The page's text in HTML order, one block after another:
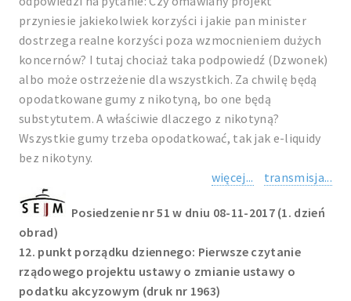
przyniesie jakiekolwiek korzyści i jakie pan minister
dostrzega realne korzyści poza wzmocnieniem dużych
koncernów? I tutaj chociaż taka podpowiedź (Dzwonek)
albo może ostrzeżenie dla wszystkich. Za chwilę będą
opodatkowane gumy z nikotyną, bo one będą
substytutem. A właściwie dlaczego z nikotyną?
Wszystkie gumy trzeba opodatkować, tak jak e-liquidy
bez nikotyny.
więcej...
transmisja...
Posiedzenie nr 51 w dniu 08-11-2017 (1. dzień
obrad)
12. punkt porządku dziennego: Pierwsze czytanie
rządowego projektu ustawy o zmianie ustawy o
podatku akcyzowym (druk nr 1963)